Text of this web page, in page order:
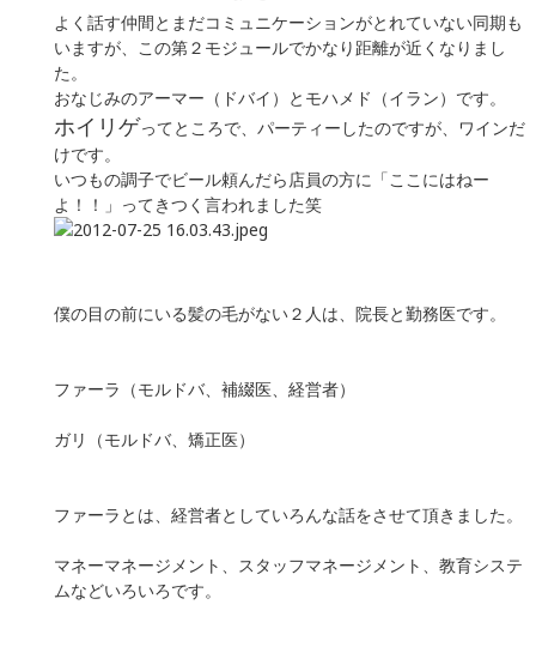
よく話す仲間とまだコミュニケーションがとれていない同期も
いますが、この第２モジュールでかなり距離が近くなりまし
た。
おなじみのアーマー（ドバイ）とモハメド（イラン）です。
ホイリゲってところで、パーティーしたのですが、ワインだ
けです。
いつもの調子でビール頼んだら店員の方に「ここにはねー
よ！！」ってきつく言われました笑
僕の目の前にいる髪の毛がない２人は、院長と勤務医です。
ファーラ（モルドバ、補綴医、経営者）
ガリ（モルドバ、矯正医）
ファーラとは、経営者としていろんな話をさせて頂きました。
マネーマネージメント、スタッフマネージメント、教育システ
ムなどいろいろです。